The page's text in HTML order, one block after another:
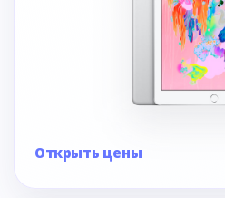
Открыть цены